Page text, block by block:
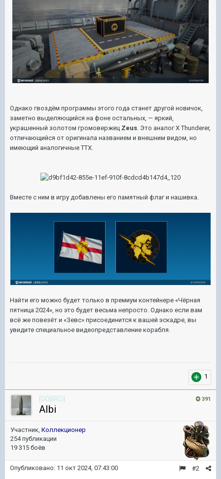
Однако гвоздём программы этого года станет другой новичок,
заметно выделяющийся на фоне остальных, — яркий,
украшенный золотом громовержец Zeus . Это аналогX Thunderer,
отличающийся от оригинала названием и внешним видом, но
имеющий аналогичные ТТХ.
Вместе с ним в игру добавлены его памятный флаг и нашивка.
Найти его можно будет только в премиум контейнере «Чёрная
пятница 2024», но это будет весьма непросто. Однако если вам
всё же повезёт и «Зевс» присоединится к вашей эскадре, вы
увидите специальное видеопредставление корабля.
1
391
[D0BRO]
AIbi
Участник, Коллекционер
254 публикации
19 315 боёв
#2
Опубликовано: 11 окт 2024, 07:43:00